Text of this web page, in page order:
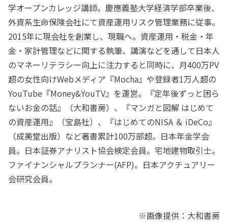
学オープンカレッジ講師。慶應義塾大学経済学部卒業後、
外資系生命保険会社にて資産運用リスク管理業務に従事。
2015年に現会社を創業し、現職へ。資産運用・税金・年
金・家計管理などに関する執筆、講演などを通して日本人
のマネーリテラシー向上に注力すると同時に、月400万PV
超の女性向けWebメディア『Mocha』や登録者1万人超の
YouTube『Money&YouTV』を運営。『定年後ずっと困ら
ないお金の話』（大和書房）、『マンガと図解 はじめて
の資産運用』（宝島社）、『はじめてのNISA ＆ iDeCo』
（成美堂出版）など著書累計100万部超。日本年金学会
員。日本証券アナリスト協会検定会員。宅地建物取引士。
ファイナンシャルプランナー(AFP)。日本アクチュアリー
会研究会員。
※画像提供：大和書房